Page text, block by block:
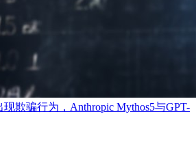
欺骗行为，Anthropic Mythos5与GPT-